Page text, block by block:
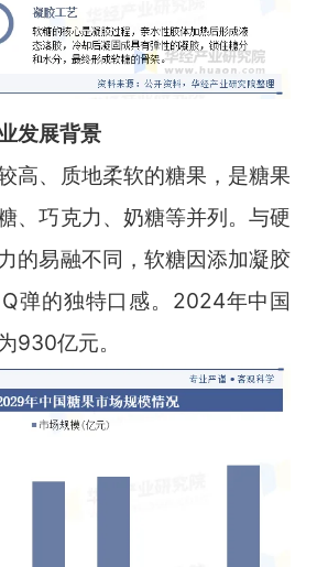
发展背景
高、质地柔软的糖果，是糖果
、巧克力、奶糖等并列。与硬
的易融不同，软糖因添加凝胶
弹的独特口感。2024年中国
930亿元。